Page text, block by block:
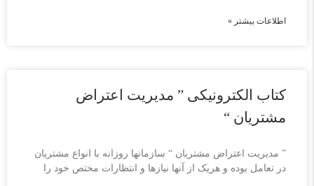
اطلاعات بیشتر »
کتاب الکترونیکی ” مدیریت اعتراض
مشتریان “
” مدیریت اعتراض مشتریان “ سازمانها روزانه با انواع مشتریان
در تعامل بوده و هریک از آنها نیازها و انتظارات مختص خود را